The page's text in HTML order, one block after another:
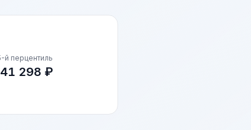
й перцентиль
298 ₽